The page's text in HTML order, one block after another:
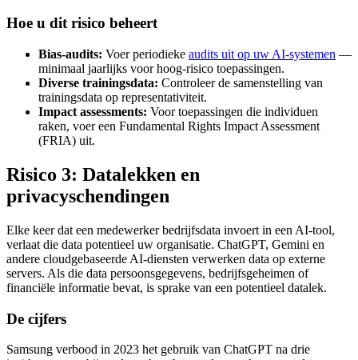
Hoe u dit risico beheert
Bias-audits: Voer periodieke audits uit op uw AI-systemen —
minimaal jaarlijks voor hoog-risico toepassingen.
Diverse trainingsdata: Controleer de samenstelling van
trainingsdata op representativiteit.
Impact assessments: Voor toepassingen die individuen
raken, voer een Fundamental Rights Impact Assessment
(FRIA) uit.
Risico 3: Datalekken en
privacyschendingen
Elke keer dat een medewerker bedrijfsdata invoert in een AI-tool,
verlaat die data potentieel uw organisatie. ChatGPT, Gemini en
andere cloudgebaseerde AI-diensten verwerken data op externe
servers. Als die data persoonsgegevens, bedrijfsgeheimen of
financiële informatie bevat, is sprake van een potentieel datalek.
De cijfers
Samsung verbood in 2023 het gebruik van ChatGPT na drie